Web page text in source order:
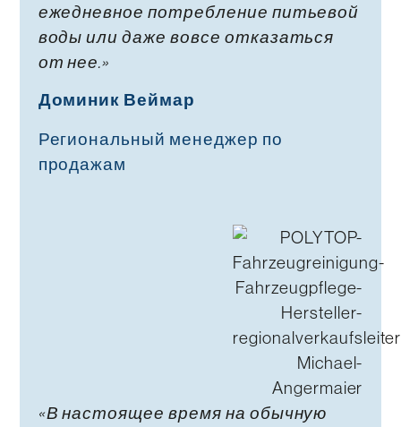
ежедневное потребление питьевой
воды или даже вовсе отказаться
от нее.»
Доминик Веймар
Региональный менеджер по
продажам
«В настоящее время на обычную